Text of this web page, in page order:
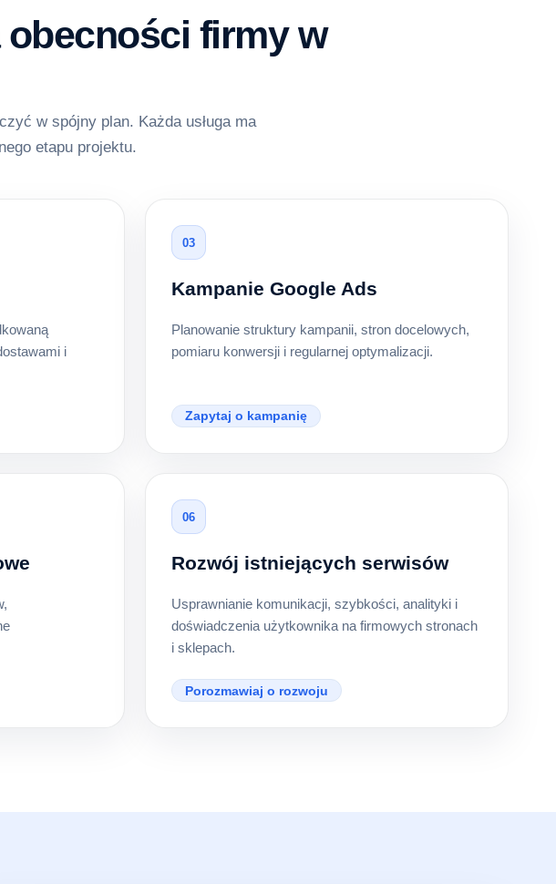
firmy w
w spójny plan. Każda usługa ma
etapu projektu.
i
03
Kampanie Google Ads
Planowanie struktury kampanii, stron docelowych,
pomiaru konwersji i regularnej optymalizacji.
Zapytaj o kampanię
06
Rozwój istniejących serwisów
Usprawnianie komunikacji, szybkości, analityki i
doświadczenia użytkownika na firmowych stronach
i sklepach.
Porozmawiaj o rozwoju